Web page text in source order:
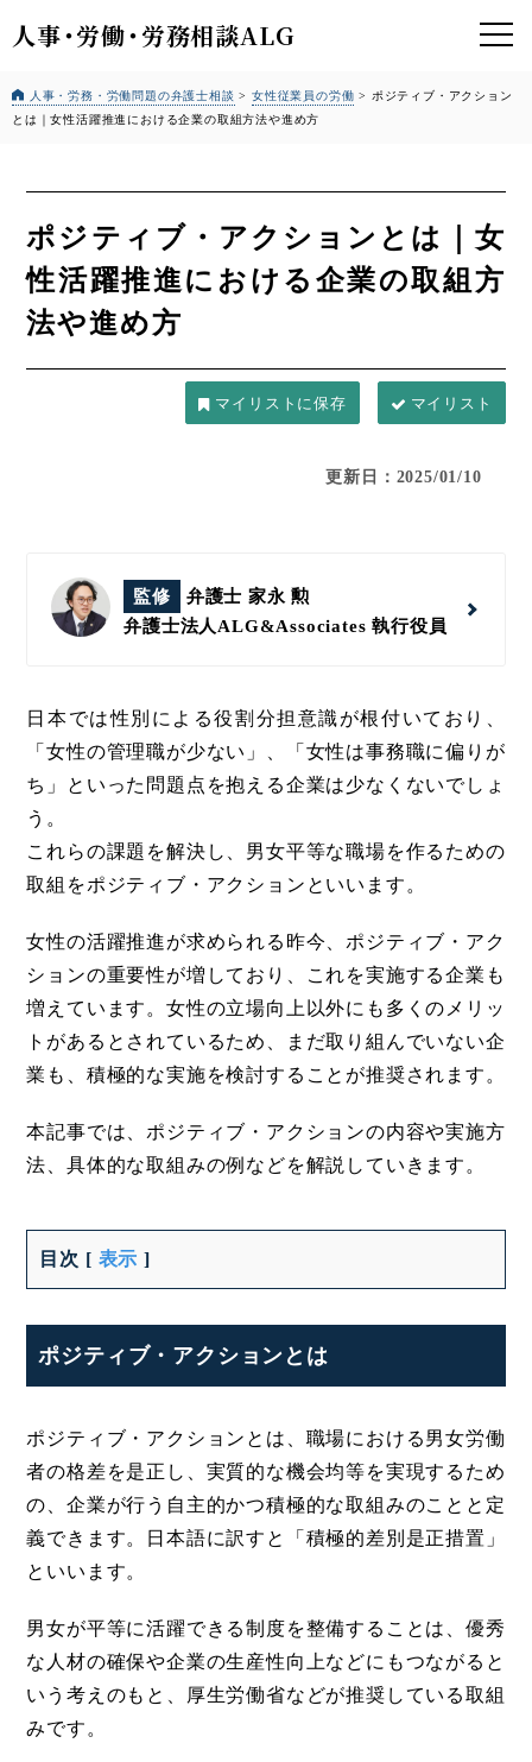
人事・労働・労務相談ALG
人事・労務・労働問題の弁護士相談 >女性従業員の労働 >
ポジティブ・アクション
とは｜女性活躍推進における企業の取組方法や進め方
ポジティブ・アクションとは｜女
性活躍推進における企業の取組方
法や進め方
マイリスト
更新日：2025/01/10
監修
弁護士 家永 勲
弁護士法人ALG&Associates執行役員
日本では性別による役割分担意識が根付いており、
「女性の管理職が少ない」、「女性は事務職に偏りが
ち」といった問題点を抱える企業は少なくないでしょ
う。
これらの課題を解決し、男女平等な職場を作るための
取組をポジティブ・アクションといいます。
女性の活躍推進が求められる昨今、ポジティブ・アク
ションの重要性が増しており、これを実施する企業も
増えています。女性の立場向上以外にも多くのメリッ
トがあるとされているため、まだ取り組んでいない企
業も、積極的な実施を検討することが推奨されます。
本記事では、ポジティブ・アクションの内容や実施方
法、具体的な取組みの例などを解説していきます。
目次 [ 表示 ]
ポジティブ・アクションとは
ポジティブ・アクションとは、職場における男女労働
者の格差を是正し、実質的な機会均等を実現するため
の、企業が行う自主的かつ積極的な取組みのことと定
義できます。日本語に訳すと「積極的差別是正措置」
といいます。
男女が平等に活躍できる制度を整備することは、優秀
な人材の確保や企業の生産性向上などにもつながると
いう考えのもと、厚生労働省などが推奨している取組
みです。